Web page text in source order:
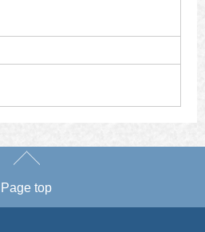
Page top